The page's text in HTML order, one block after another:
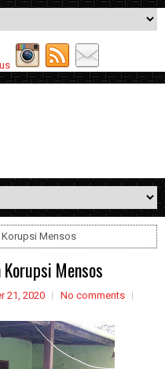
Korupsi Mensos
Mensos
21, 2020 No comments